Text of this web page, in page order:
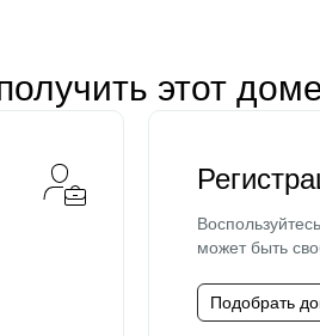
этот
может быть
Подобрать